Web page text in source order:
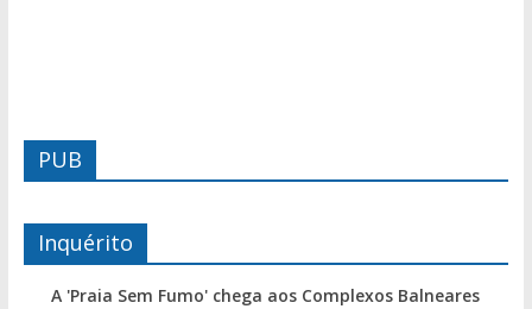
PUB
Inquérito
A 'Praia Sem Fumo' chega aos Complexos Balneares